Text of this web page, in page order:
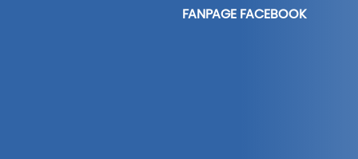
FANPAGE FACEBOOK